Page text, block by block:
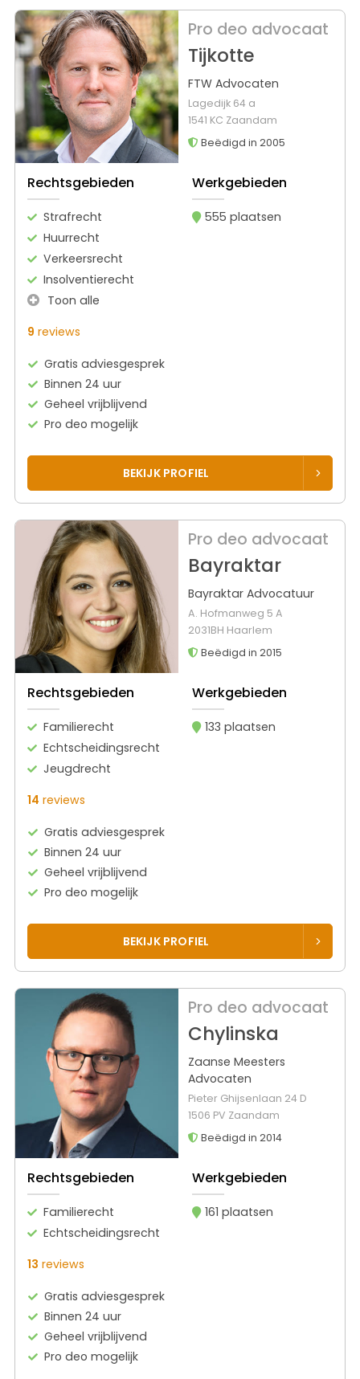
Pro deo advocaat
Tijkotte
FTW Advocaten
Lagedijk 64 a
1541 KC Zaandam
Beëdigd in 2005
Rechtsgebieden
Strafrecht
Huurrecht
Verkeersrecht
Insolventierecht
Toon alle
Werkgebieden
555 plaatsen
9 reviews
Gratis adviesgesprek
Binnen 24 uur
Geheel vrijblijvend
Pro deo mogelijk
BEKIJK PROFIEL
Pro deo advocaat
Bayraktar
Bayraktar Advocatuur
A. Hofmanweg 5 A
2031BH Haarlem
Beëdigd in 2015
Rechtsgebieden
Familierecht
Echtscheidingsrecht
Jeugdrecht
Werkgebieden
133 plaatsen
14 reviews
Gratis adviesgesprek
Binnen 24 uur
Geheel vrijblijvend
Pro deo mogelijk
BEKIJK PROFIEL
Pro deo advocaat
Chylinska
Zaanse Meesters
Advocaten
Pieter Ghijsenlaan 24 D
1506 PV Zaandam
Beëdigd in 2014
Rechtsgebieden
Familierecht
Echtscheidingsrecht
Werkgebieden
161 plaatsen
13 reviews
Gratis adviesgesprek
Binnen 24 uur
Geheel vrijblijvend
Pro deo mogelijk